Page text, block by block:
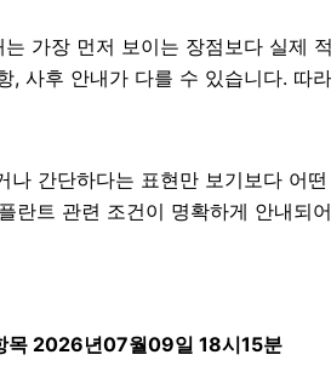
가장 먼저 보이는 장점보다 실제
, 사후 안내가 다를 수 있습니다. 따
나 간단하다는 표현만 보기보다 어
란트 관련 조건이 명확하게 안내
목 2026년07월09일 18시15분